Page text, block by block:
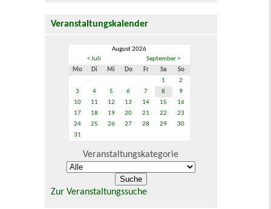
Veranstaltungskalender
August 2026
< Juli
September >
Mo
Di Mi Do Fr Sa
So
1
2
3
4 5 6 7 8
9
10
11 12 13 14 15
16
17
18 19 20 21 22
23
24
25 26 27 28 29
30
31
Veranstaltungskategorie
Zur Veranstaltungssuche